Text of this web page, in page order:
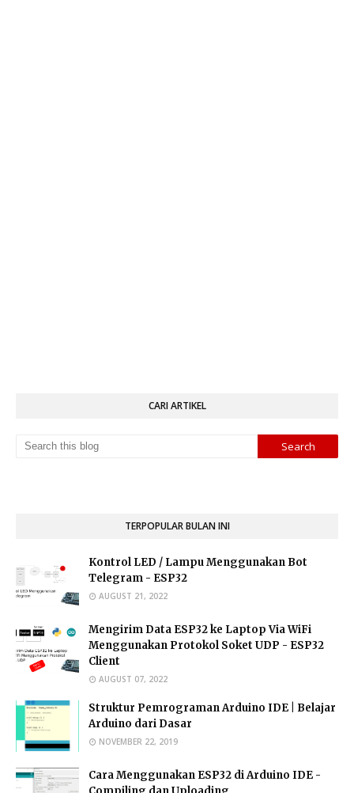
CARI ARTIKEL
TERPOPULAR BULAN INI
Kontrol LED / Lampu Menggunakan Bot
Telegram - ESP32
AUGUST 21, 2022
Mengirim Data ESP32 ke Laptop Via WiFi
Menggunakan Protokol Soket UDP - ESP32
Client
AUGUST 07, 2022
Struktur Pemrograman Arduino IDE | Belajar
Arduino dari Dasar
NOVEMBER 22, 2019
Cara Menggunakan ESP32 di Arduino IDE -